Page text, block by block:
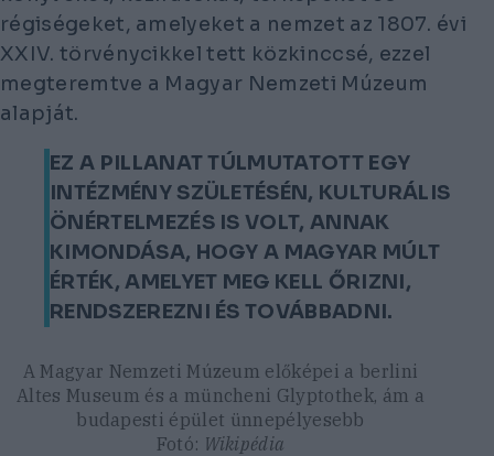
régiségeket, amelyeket a nemzet az 1807. évi
XXIV. törvénycikkel tett közkinccsé, ezzel
megteremtve a Magyar Nemzeti Múzeum
alapját.
EZ A PILLANAT TÚLMUTATOTT EGY
INTÉZMÉNY SZÜLETÉSÉN, KULTURÁLIS
ÖNÉRTELMEZÉS IS VOLT, ANNAK
KIMONDÁSA, HOGY A MAGYAR MÚLT
ÉRTÉK, AMELYET MEG KELL ŐRIZNI,
RENDSZEREZNI ÉS TOVÁBBADNI.
A Magyar Nemzeti Múzeum előképei a berlini
Altes Museum és a müncheni Glyptothek, ám a
budapesti épület ünnepélyesebb
Fotó: Wikipédia